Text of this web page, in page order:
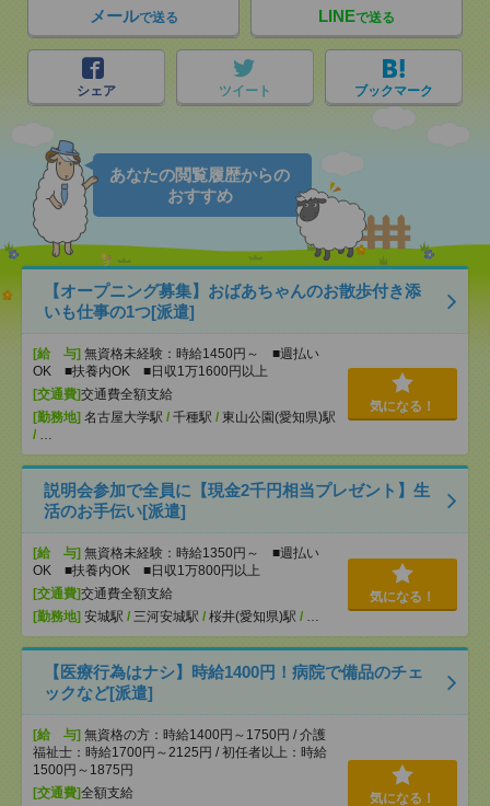
メールで送る LINEで送る
シェア ツイート ブックマーク
あなたの閲覧履歴からの
おすすめ
【オープニング募集】おばあちゃんのお散歩付き添
いも仕事の1つ[派遣]
[給 与] 無資格未経験：時給1450円～ ■週払い
OK ■扶養内OK ■日収1万1600円以上
[交通費]交通費全額支給
[勤務地] 名古屋大学駅 / 千種駅 / 東山公園(愛知県)駅
/ …
気になる！
説明会参加で全員に【現金2千円相当プレゼント】生
活のお手伝い[派遣]
[給 与] 無資格未経験：時給1350円～ ■週払い
OK ■扶養内OK ■日収1万800円以上
[交通費]交通費全額支給
[勤務地] 安城駅 / 三河安城駅 / 桜井(愛知県)駅 / …
気になる！
【医療行為はナシ】時給1400円！病院で備品のチェ
ックなど[派遣]
[給 与] 無資格の方：時給1400円～1750円 / 介護
福祉士：時給1700円～2125円 / 初任者以上：時給
1500円～1875円
[交通費]全額支給 気になる！